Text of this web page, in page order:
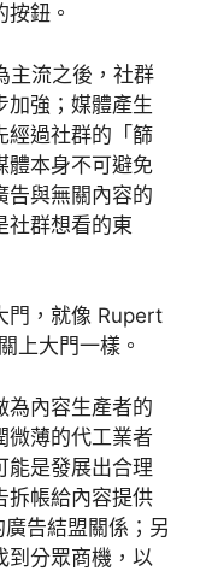
鈕。
主流之後，社群
加強；媒體產生
經過社群的「篩
體本身不可避免
告與無關內容的
社群想看的東
門，就像 Rupert
上大門一樣。
為內容生產者的
微薄的代工業者
能是發展出合理
拆帳給內容提供
告結盟關係；另
到分眾商機，以